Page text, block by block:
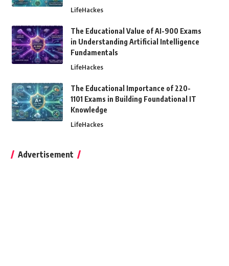
LifeHackes
The Educational Value of AI-900 Exams
in Understanding Artificial Intelligence
Fundamentals
LifeHackes
The Educational Importance of 220-
1101 Exams in Building Foundational IT
Knowledge
LifeHackes
Advertisement